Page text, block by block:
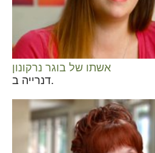
אשתו של בוגר נרקונון
דנרייה ב.